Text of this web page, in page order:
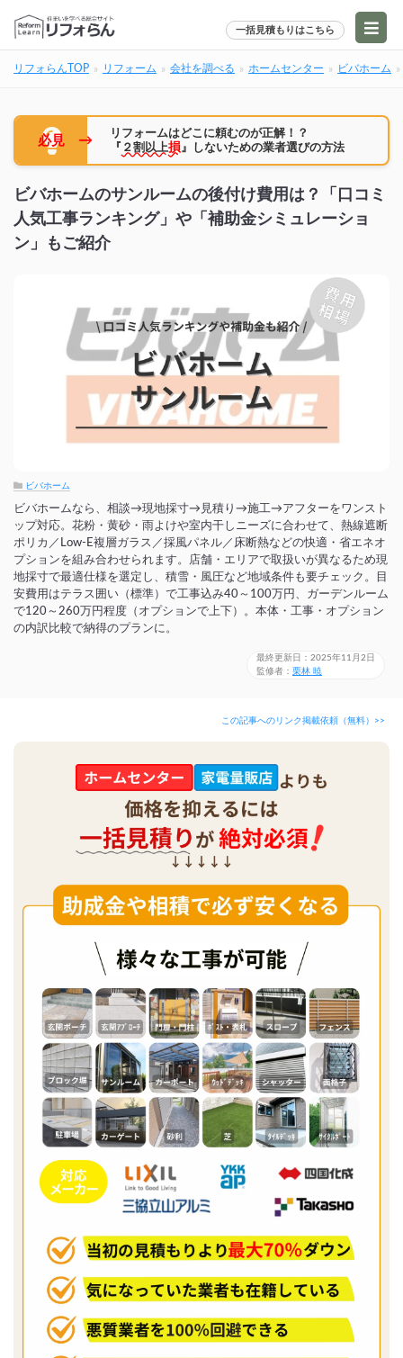
一括見積もりはこちら
リフォらんTOP リフォーム 会社を調べる ホームセンター ビバホーム
必見 →
リフォームはどこに頼むのが正解！？
『 ２割以上損』しないための業者選びの方法
ビバホームのサンルームの後付け費用は？「口コミ
人気工事ランキング」や「補助金シミュレーショ
ン」もご紹介
ビバホーム
ビバホームなら、相談→現地採寸→見積り→施工→アフターをワンスト
ップ対応。花粉・黄砂・雨よけや室内干しニーズに合わせて、熱線遮断
ポリカ／Low-E複層ガラス／採風パネル／床断熱などの快適・省エネオ
プションを組み合わせられます。店舗・エリアで取扱いが異なるため現
地採寸で最適仕様を選定し、積雪・風圧など地域条件も要チェック。目
安費用はテラス囲い（標準）で工事込み40～100万円、ガーデンルーム
で120～260万円程度（オプションで上下）。本体・工事・オプション
の内訳比較で納得のプランに。
最終更新日：2025年11月2日
監修者： 栗林 暁
この記事へのリンク掲載依頼（無料）>>